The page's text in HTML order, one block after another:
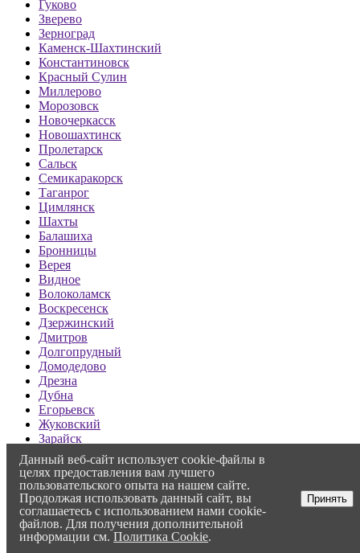
Гуково
Зверево
Зерноград
Каменск-Шахтинский
Константиновск
Красный Сулин
Миллерово
Морозовск
Новочеркасск
Новошахтинск
Пролетарск
Сальск
Семикаракорск
Таганрог
Цимлянск
Шахты
Балашиха
Бронницы
Верея
Видное
Волоколамск
Воскресенск
Дзержинский
Дмитров
Долгопрудный
Домодедово
Дрезна
Дубна
Егорьевск
Жуковский
Зарайск
Звенигород
Ивантеевка
Истра
Кашира
Климовск
Клин
Коломна
Данный веб-сайт использует cookie-файлы в
целях предоставления вам лучшего
пользовательского опыта на нашем сайте.
Продолжая использовать данный сайт, вы
соглашаетесь с использованием нами cookie-
файлов. Для получения дополнительной
информации см.Политика Cookie.
Принять